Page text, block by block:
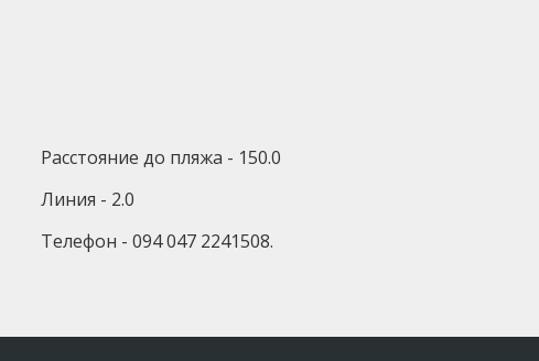
Расстояние до пляжа - 150.0
Линия - 2.0
Телефон - 094 047 2241508.